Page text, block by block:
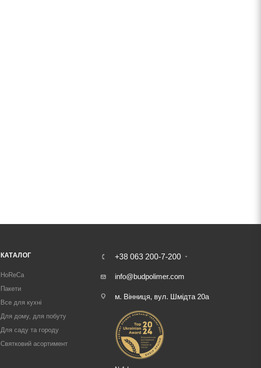
КАТАЛОГ
HoReCa
Пакети
Все для кухні
Для дому, для побуту
Для саду та городу
Святковий асортимент
+38 063 200-7-200
info@budpolimer.com
м. Вінниця, вул. Шмідта 20а